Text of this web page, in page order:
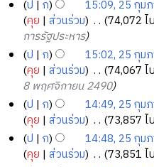
ไ
ข
อ
ก
า
ร
แ
ก้
ไ
ข
ป ก 15:09, 25 กุม
คุย ส่วนร่วม ‎ 74,072 ไ
การรัฐประหาร
ป ก 15:02, 25 กุม
คุย ส่วนร่วม ‎ 74,067 ไ
8 พฤศจิกายน 2490
ป ก 14:49, 25 กุม
คุย ส่วนร่วม ‎ 73,857 ไ
ป ก 14:48, 25 กุม
คุย ส่วนร่วม ‎ 73,851 ไ